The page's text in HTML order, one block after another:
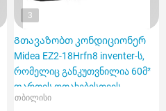
3
Გთავაზობთ კონდიციონერ
Midea EZ2-18Hrfn8 inventer-ს,
რომელიც განკუთვნილია 60მ²
ფართის ოთახებისთვის.
თბილისი